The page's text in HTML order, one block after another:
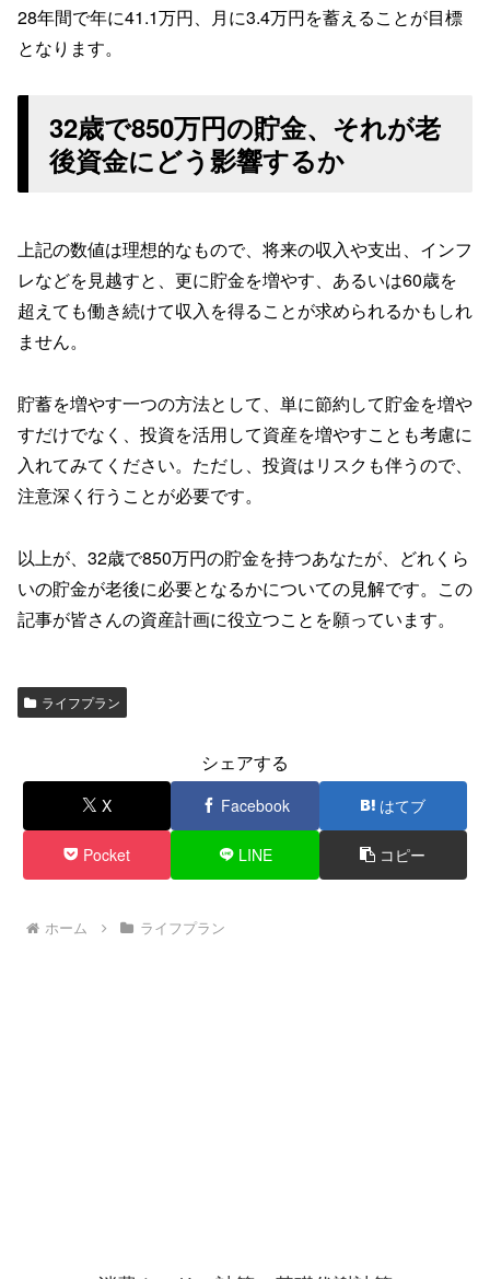
28年間で年に41.1万円、月に3.4万円を蓄えることが目標
となります。
32歳で850万円の貯金、それが老
後資金にどう影響するか
上記の数値は理想的なもので、将来の収入や支出、インフ
レなどを見越すと、更に貯金を増やす、あるいは60歳を
超えても働き続けて収入を得ることが求められるかもしれ
ません。
貯蓄を増やす一つの方法として、単に節約して貯金を増や
すだけでなく、投資を活用して資産を増やすことも考慮に
入れてみてください。ただし、投資はリスクも伴うので、
注意深く行うことが必要です。
以上が、32歳で850万円の貯金を持つあなたが、どれくら
いの貯金が老後に必要となるかについての見解です。この
記事が皆さんの資産計画に役立つことを願っています。
ライフプラン
シェアする
X Facebook はてブ
Pocket LINE コピー
ホーム ライフプラン